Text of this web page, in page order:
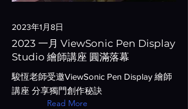
2023年1月8日
2023 一月 ViewSonic Pen Display
Studio 繪師講座 圓滿落幕
駿恆老師受邀ViewSonic Pen Display 繪師
講座 分享獨門創作秘訣
Read More